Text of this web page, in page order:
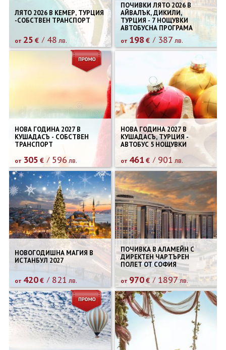
ЛЯТО 2026 В КЕМЕР, ТУРЦИЯ
-СОБСТВЕН ТРАНСПОРТ
от 25 € 48 лв.
ПОЧИВКИ ЛЯТО 2026 В
АЙВАЛЪК, ДИКИЛИ,
ТУРЦИЯ - 7 НОЩУВКИ
АВТОБУСНА ПРОГРАМА
от 198 € 387 лв.
НОВА ГОДИНА 2027 В
КУШАДАСЪ - СОБСТВЕН
ТРАНСПОРТ
от 305 € 596 лв.
НОВА ГОДИНА 2027 В
КУШАДАСЪ, ТУРЦИЯ -
АВТОБУС 5 НОЩУВКИ
от 461 € 901 лв.
НОВОГОДИШНА МАГИЯ В
ИСТАНБУЛ 2027
от 420€ 821 лв.
ПОЧИВКА В АЛАМЕЙН С
ДИРЕКТЕН ЧАРТЪРЕН
ПОЛЕТ ОТ СОФИЯ
от 970€ 1897лв.